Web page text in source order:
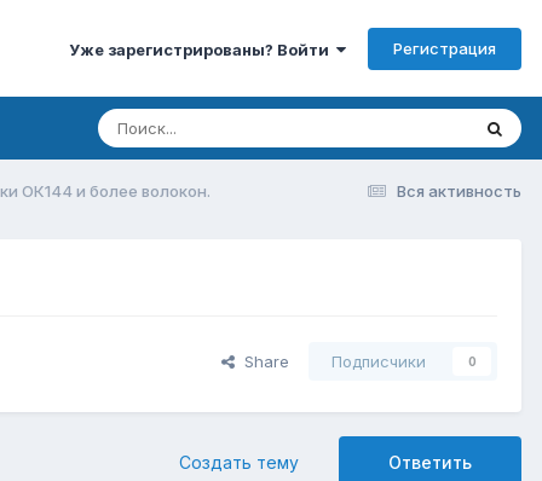
Уже зарегистрированы? Войти Регистрация
Вся активность
ОК144 и более волокон.
Share Подписчики 0
Ответить
Создать тему